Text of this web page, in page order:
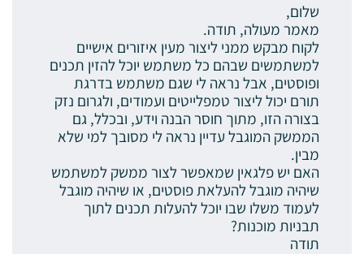
שלום,
מאמר מעולה, תודה.
לקוח מבקש ממני ליצור מעין איזורים אישיים
למשתמשים שבהם כל משתמש יוכל להזין תכנים
ופוסטים, אבל נראה לי שגם משתמש בדרגת
תורם יכול ליצור טמפלייטים ועמודים, ולגרום נזק
בצורה הזו, מתוך חוסר הבנה וידע, ובכלל, גם
הממשק המוגבל עדיין נראה לי מסובך למי שלא
מבין.
האם יש פלגאין שמאפשר לצור ממשק למשתמש
שיהיה מוגבל להעלאת פוסטים, או שיהיה מוגבל
לעמוד משלו שבו יוכל להעלות תכנים לתוך
תבניות מוכנות?
תודה